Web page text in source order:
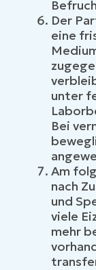
Der
eine
unter
Bei
Am
nach
und
viele
mehr